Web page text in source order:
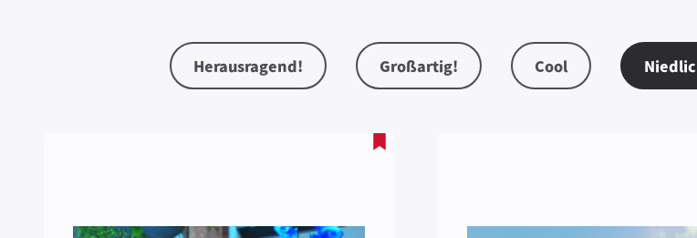
Herausragend! Großartig! Cool